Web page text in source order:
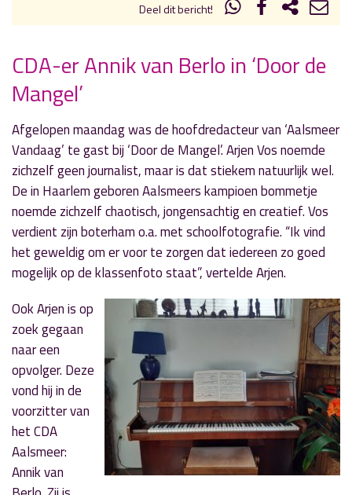
Deel dit bericht!
« Vorig nieuwsbericht
'Back to the 80s' in extra lange
'Aalsmeer by Night' in juni
14 juni 2022
» Volgend nieuwsbericht
Piano en viool bij 'Intermezzo'
14 juni 2022
CDA-er Annik van Berlo in ‘Door de
Mangel’
Afgelopen maandag was de hoofdredacteur van ‘Aalsmeer
Vandaag’ te gast bij ‘Door de Mangel’. Arjen Vos noemde
zichzelf geen journalist, maar is dat stiekem natuurlijk wel.
De in Haarlem geboren Aalsmeers kampioen bommetje
noemde zichzelf chaotisch, jongensachtig en creatief. Vos
verdient zijn boterham o.a. met schoolfotografie. “Ik vind
het geweldig om er voor te zorgen dat iedereen zo goed
mogelijk op de klassenfoto staat”, vertelde Arjen.
Ook Arjen is op
zoek gegaan
naar een
opvolger. Deze
vond hij in de
voorzitter van
het CDA
Aalsmeer:
Annik van